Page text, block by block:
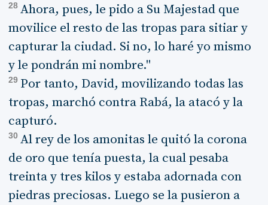
28 Ahora, pues, le pido a Su Majestad que
movilice el resto de las tropas para sitiar y
capturar la ciudad. Si no, lo haré yo mismo
y le pondrán mi nombre."
29 Por tanto, David, movilizando todas las
tropas, marchó contra Rabá, la atacó y la
capturó.
30 Al rey de los amonitas le quitó la corona
de oro que tenía puesta, la cual pesaba
treinta y tres kilos y estaba adornada con
piedras preciosas. Luego se la pusieron a